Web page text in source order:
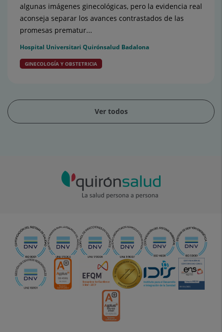
algunas imágenes ginecológicas, pero la evidencia real
aconseja separar los avances contrastados de las
promesas prematur...
Hospital Universitari Quirónsalud Badalona
GINECOLOGÍA Y OBSTETRICIA
Ver todos